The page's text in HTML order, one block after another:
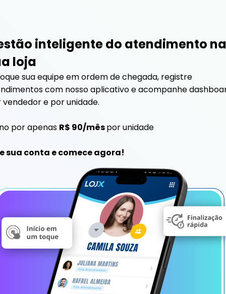
inteligentedo atendimento na
loja
sua equipe em ordem de chegada, registre
com nosso aplicativo e acompanhe
vendedor e por unidade.
por apenas R$ 90/mêspor unidade
sua conta e comece agora!